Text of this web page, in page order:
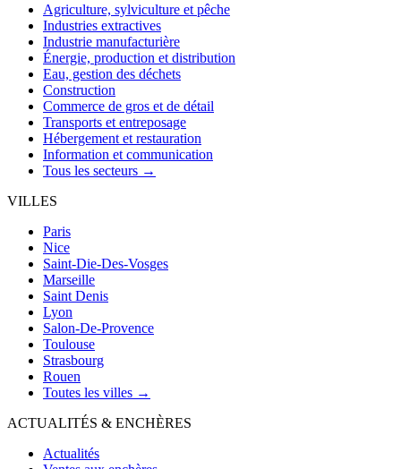
Agriculture, sylviculture et pêche
Industries extractives
Industrie manufacturière
Énergie, production et distribution
Eau, gestion des déchets
Construction
Commerce de gros et de détail
Transports et entreposage
Hébergement et restauration
Information et communication
Tous les secteurs →
VILLES
Paris
Nice
Saint-Die-Des-Vosges
Marseille
Saint Denis
Lyon
Salon-De-Provence
Toulouse
Strasbourg
Rouen
Toutes les villes →
ACTUALITÉS & ENCHÈRES
Actualités